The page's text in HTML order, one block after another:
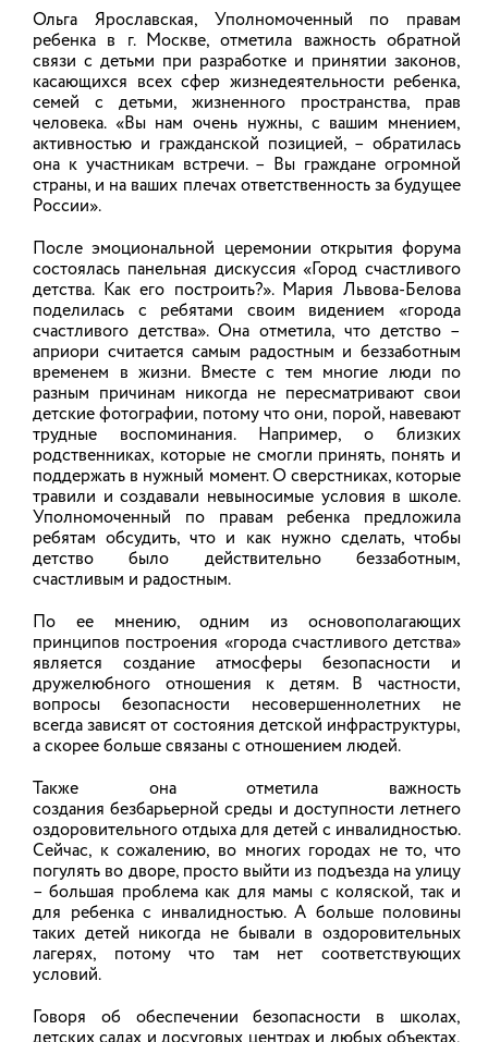
умноженной на региональный коэффициент
величины прожиточного минимума; Президентом
утверждены Основы государственной политики
Российской Федерации в сфере кадетского
образования; Рособрнадзор обращает внимание
на необходимость неукоснительного соблюдения
обязательных требований законодательства в
части обеспечения открытости и доступности
информации о деятельности образовательных
организаций на их официальных сайтах и др.
Кибербезопасность для детей: как
сделать интернет полезным и
безопасным пространством
Сегодня интернет стал неотъемлемой частью
жизни ребенка: от поиска информации для уроков
до общения с друзьями в мессенджерах. Однако
цифровая среда таит в себе не только
возможности, но и риски. Специалисты
отмечают, что с ростом экранного времени
увеличивается и количество угроз: от встречи с
мошенниками до столкновения с нежелательным
контентом. Чтобы минимизировать риски,
рекомендуется придерживаться пяти базовых
правил безопасности.
31.07.2026
при ведении бизнеса
в регионе?
Напишите, чтобы быстро
получить ответ
Написать
Приглашаем принять участие в анонимном опросе по
правовому просвещению
30.07.2026
Продолжает работу «горячая» телефонная линия
«Безопасность детства»
19.05.2026
Как предотвратить выпадение ребенка из окна (балкона)
19.05.2026
Ольга Ярославская, Уполномоченный по правам
ребенка в г. Москве, отметила важность обратной
связи с детьми при разработке и принятии законов,
касающихся всех сфер жизнедеятельности ребенка,
семей с детьми, жизненного пространства, прав
человека. «Вы нам очень нужны, с вашим мнением,
активностью и гражданской позицией, – обратилась
она к участникам встречи. – Вы граждане огромной
страны, и на ваших плечах ответственность за будущее
России».
После эмоциональной церемонии открытия форума
состоялась панельная дискуссия «Город счастливого
детства. Как его построить?». Мария Львова-Белова
поделилась с ребятами своим видением «города
счастливого детства». Она отметила, что детство –
априори считается самым радостным и беззаботным
временем в жизни. Вместе с тем многие люди по
разным причинам никогда не пересматривают свои
детские фотографии, потому что они, порой, навевают
трудные воспоминания. Например, о близких
родственниках, которые не смогли принять, понять и
поддержать в нужный момент. О сверстниках, которые
травили и создавали невыносимые условия в школе.
Уполномоченный по правам ребенка предложила
ребятам обсудить, что и как нужно сделать, чтобы
детство было действительно беззаботным,
счастливым и радостным.
По ее мнению, одним из основополагающих
принципов построения «города счастливого детства»
является создание атмосферы безопасности и
дружелюбного отношения к детям. В частности,
вопросы безопасности несовершеннолетних не
всегда зависят от состояния детской инфраструктуры,
а скорее больше связаны с отношением людей.
Также она отметила важность
создания безбарьерной среды и доступности летнего
оздоровительного отдыха для детей с инвалидностью.
Сейчас, к сожалению, во многих городах не то, что
погулять во дворе, просто выйти из подъезда на улицу
– большая проблема как для мамы с коляской, так и
для ребенка с инвалидностью. А больше половины
таких детей никогда не бывали в оздоровительных
лагерях, потому что там нет соответствующих
условий.
Говоря об обеспечении безопасности в школах,